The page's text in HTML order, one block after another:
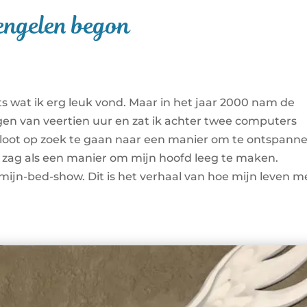
begon
wat ik erg leuk vond. Maar in het jaar 2000 nam de
van veertien uur en zat ik achter twee computers
op zoek te gaan naar een manier om te
als een manier om mijn hoofd leeg te maken.
bed-show. Dit is het verhaal van hoe mijn leven